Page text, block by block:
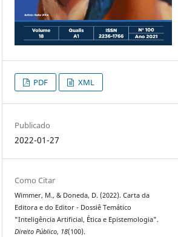
PDF XML
Publicado
2022-01-27
Como Citar
Wimmer, M., & Doneda, D. (2022). Carta da
Editora e do Editor - Dossiê Temático
"Inteligência Artificial, Ética e Epistemologia".
Direito Público, 18(100).